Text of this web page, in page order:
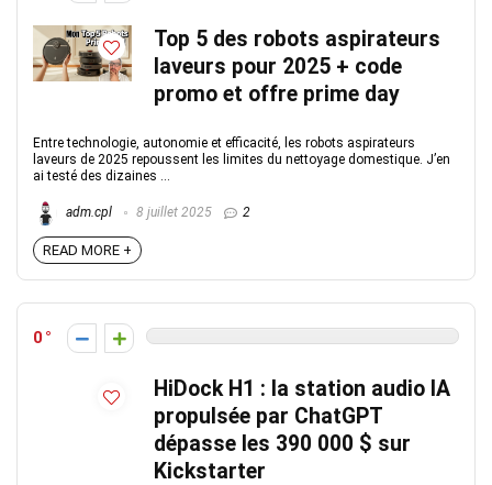
Top 5 des robots aspirateurs
laveurs pour 2025 + code
promo et offre prime day
Entre technologie, autonomie et efficacité, les robots aspirateurs
laveurs de 2025 repoussent les limites du nettoyage domestique. J’en
ai testé des dizaines ...
adm.cpl 8 juillet 2025 2
READ MORE +
0
HiDock H1 : la station audio IA
propulsée par ChatGPT
dépasse les 390 000 $ sur
Kickstarter